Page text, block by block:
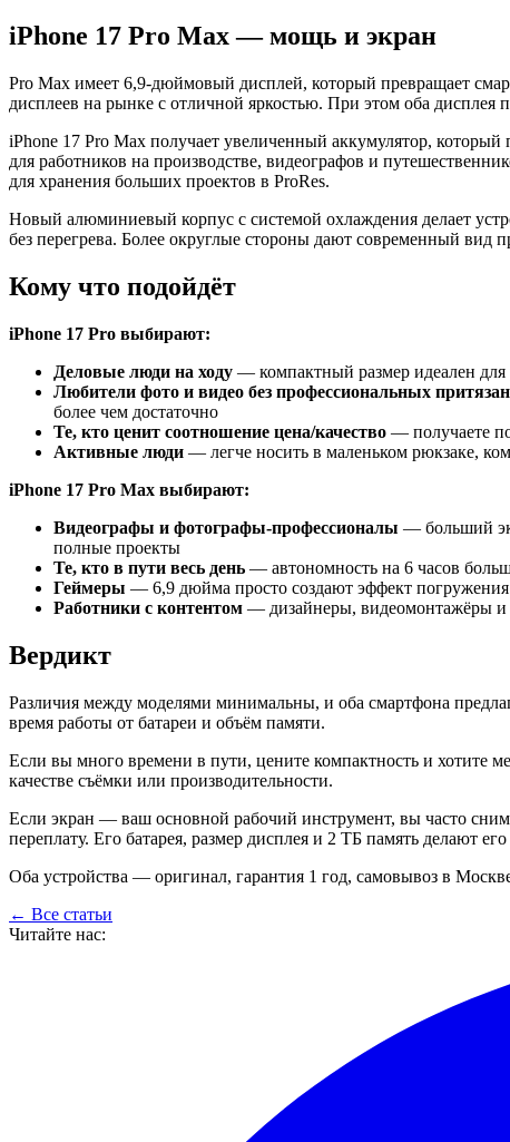
iPhone 17 Pro Max — мощь и экран
Pro Max имеет 6,9-дюймовый дисплей, который превращает
дисплеев на рынке с отличной яркостью. При этом оба
iPhone 17 Pro Max получает увеличенный аккумулятор,
для работников на производстве, видеографов и
для хранения больших проектов в ProRes.
Новый алюминиевый корпус с системой охлаждения делает
без перегрева. Более округлые стороны дают современный вид
Кому что подойдёт
iPhone 17 Pro выбирают:
Деловые люди на ходу — компактный размер идеален для
Любители фото и видео без профессиональных
более чем достаточно
Те, кто ценит соотношение цена/качество — получаете
Активные люди — легче носить в маленьком рюкзаке,
iPhone 17 Pro Max выбирают:
Видеографы и фотографы-профессионалы — больший
полные проекты
Те, кто в пути весь день — автономность на 6 часов
Геймеры — 6,9 дюйма просто создают эффект
Работники с контентом — дизайнеры, видеомонтажёры и
Вердикт
Различия между моделями минимальны, и оба смартфона
время работы от батареи и объём памяти.
Если вы много времени в пути, цените компактность и хотите
качестве съёмки или производительности.
Если экран — ваш основной рабочий инструмент, вы часто
переплату. Его батарея, размер дисплея и 2 ТБ память делают
Оба устройства — оригинал, гарантия 1 год, самовывоз в
← Все статьи
Читайте нас: